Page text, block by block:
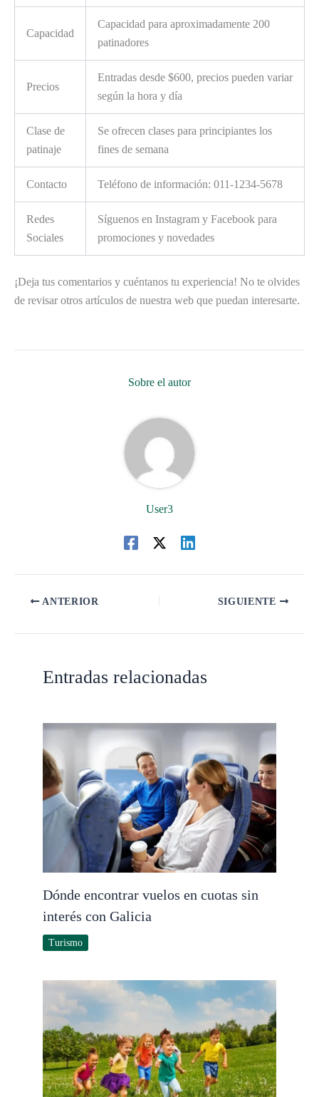
Capacidad
Capacidad para aproximadamente 200
patinadores
Precios
Entradas desde $600, precios pueden variar
según la hora y día
Clase de
patinaje
Se ofrecen clases para principiantes los
fines de semana
Contacto Teléfono de información: 011-1234-5678
Redes
Sociales
Síguenos en Instagram y Facebook para
promociones y novedades
¡Deja tus comentarios y cuéntanos tu experiencia! No te olvides
de revisar otros artículos de nuestra web que puedan interesarte.
Sobre el autor
User3
ANTERIOR SIGUIENTE
Entradas relacionadas
Dónde encontrar vuelos en cuotas sin
interés con Galicia
Turismo